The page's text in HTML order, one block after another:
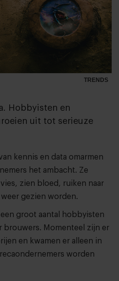
TRENDS
Hobbyisten en
uit tot serieuze
kennis en data omarmen
het ambacht. Ze
zien bloed, ruiken naar
gezien worden.
groot aantal hobbyisten
brouwers. Momenteel zijn er
en kwamen er alleen in
worden